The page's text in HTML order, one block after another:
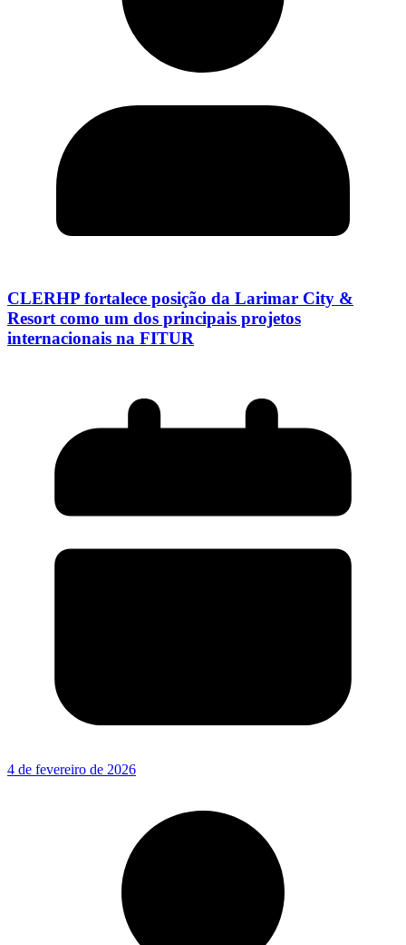
CLERHP fortalece posição da Larimar City &
Resort como um dos principais projetos
internacionais na FITUR
4 de fevereiro de 2026